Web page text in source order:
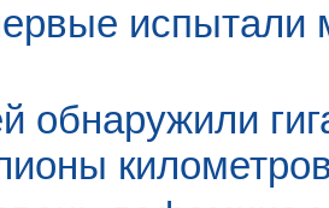
испытали
обнаружили